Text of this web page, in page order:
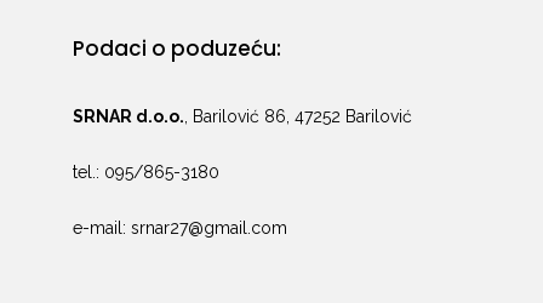
Podaci o poduzeću:
SRNAR d.o.o. , Barilović 86, 47252 Barilović
tel.: 095/865-3180
e-mail: srnar27@gmail.com